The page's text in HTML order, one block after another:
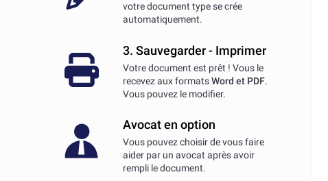
votre document type se crée
automatiquement.
3. Sauvegarder - Imprimer
Votre document est prêt ! Vous le
recevez aux formatsWord et PDF.
Vous pouvez le modifier.
Avocat en option
Vous pouvez choisir de vous faire
aider par un avocat après avoir
rempli le document.